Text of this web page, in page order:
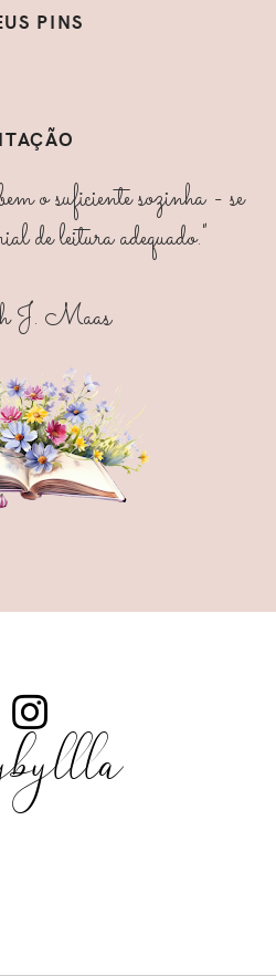
PINS
o suficiente sozinha - se
de leitura adequado."
J. Maas